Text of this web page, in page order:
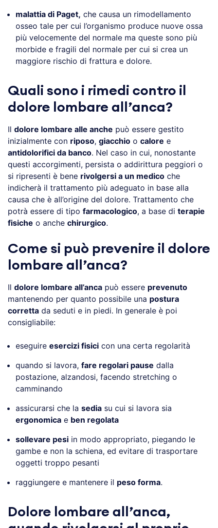
malattia di Paget, che causa un rimodellamento
osseo tale per cui l’organismo produce nuove ossa
più velocemente del normale ma queste sono più
morbide e fragili del normale per cui si crea un
maggiore rischio di frattura e dolore.
Quali sono i rimedi contro il
dolore lombare all’anca?
Il dolore lombare alle anche può essere gestito
inizialmente con riposo, giacchio o calore e
antidolorifici da banco. Nel caso in cui, nonostante
questi accorgimenti, persista o addirittura peggiori o
si ripresenti è bene rivolgersi a un medico che
indicherà il trattamento più adeguato in base alla
causa che è all’origine del dolore. Trattamento che
potrà essere di tipo farmacologico, a base di terapie
fisiche o anche chirurgico.
Come si può prevenire il dolore
lombare all’anca?
Il dolore lombare all’anca può essere prevenuto
mantenendo per quanto possibile una postura
corretta da seduti e in piedi. In generale è poi
consigliabile:
eseguire esercizi fisici con una certa regolarità
quando si lavora, fare regolari pause dalla
postazione, alzandosi, facendo stretching o
camminando
assicurarsi che la sedia su cui si lavora sia
ergonomica e ben regolata
sollevare pesi in modo appropriato, piegando le
gambe e non la schiena, ed evitare di trasportare
oggetti troppo pesanti
raggiungere e mantenere il peso forma.
Dolore lombare all’anca,